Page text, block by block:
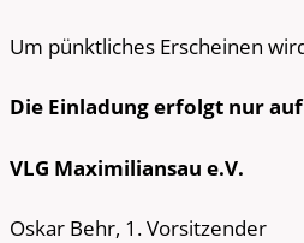
Um pünktliches Erscheinen
Die Einladung erfolgt nur auf
VLG Maximiliansau e.V.
Oskar Behr, 1. Vorsitzender